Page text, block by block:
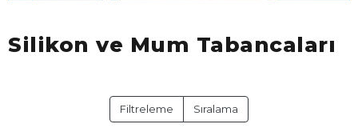
Silikon ve Mum Tabancaları
Filtreleme Sıralama